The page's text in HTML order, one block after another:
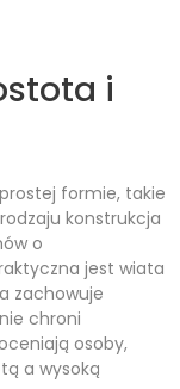
i
formie, takie
konstrukcja
o
jest wiata
zachowuje
chroni
osoby,
a wysoką